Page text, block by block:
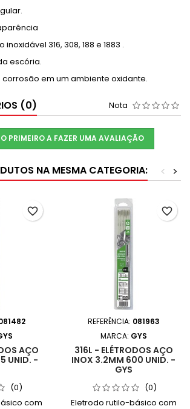
316, 308, 188 e 1883 .
escória.
corrosão em um ambiente oxidante.
(0) Nota
PRIMEIRO A FAZER UMA AVALIAÇÃO
NA MESMA CATEGORIA: >
<
AÇO
UNID. -
(0)
com
favorite_border
REFERÊNCIA: 081963
MARCA: GYS
316L - ELÉTRODOS AÇO
INOX 3.2MM 600 UNID. -
GYS
(0)
Eletrodo rutilo-básico com
favorite_border